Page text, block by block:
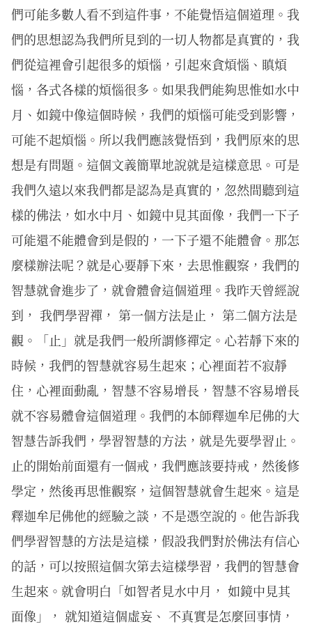
們可能多數人看不到這件事，不能覺悟這個道理。我
們的思想認為我們所見到的一切人物都是真實的，我
們從這裡會引起很多的煩惱，引起來貪煩惱、瞋煩
惱，各式各樣的煩惱很多。如果我們能夠思惟如水中
月、如鏡中像這個時候，我們的煩惱可能受到影響，
可能不起煩惱。所以我們應該覺悟到，我們原來的思
想是有問題。這個文義簡單地說就是這樣意思。可是
我們久遠以來我們都是認為是真實的，忽然間聽到這
樣的佛法，如水中月、如鏡中見其面像，我們一下子
可能還不能體會到是假的，一下子還不能體會。那怎
麼樣辦法呢？就是心要靜下來，去思惟觀察，我們的
智慧就會進步了，就會體會這個道理。我昨天曾經說
到， 我們學習禪， 第一個方法是止， 第二個方法是
觀。「止」就是我們一般所謂修禪定。心若靜下來的
時候，我們的智慧就容易生起來；心裡面若不寂靜
住，心裡面動亂，智慧不容易增長，智慧不容易增長
就不容易體會這個道理。我們的本師釋迦牟尼佛的大
智慧告訴我們，學習智慧的方法，就是先要學習止。
止的開始前面還有一個戒，我們應該要持戒，然後修
學定，然後再思惟觀察，這個智慧就會生起來。這是
釋迦牟尼佛他的經驗之談，不是憑空說的。他告訴我
們學習智慧的方法是這樣，假設我們對於佛法有信心
的話，可以按照這個次第去這樣學習，我們的智慧會
生起來。就會明白「如智者見水中月， 如鏡中見其
面像」， 就知道這個虛妄、 不真實是怎麼回事情，